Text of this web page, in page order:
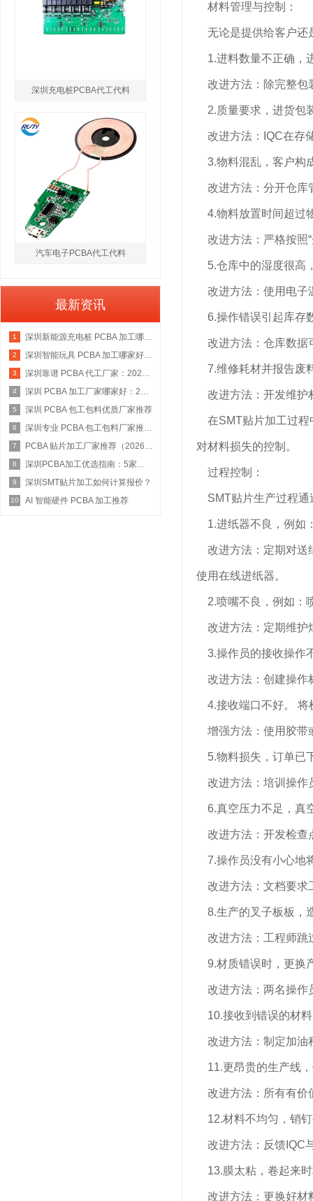
材料管理与控制：
无论是提供给客户还
1.进料数量不正确，
改进方法：除完整包
2.质量要求，进货包
改进方法：IQC在存
3.物料混乱，客户构
改进方法：分开仓库
4.物料放置时间超过
改进方法：严格按照
5.仓库中的湿度很高
改进方法：使用电子
6.操作错误引起库存
改进方法：仓库数据
7.维修耗材并报告废
改进方法：开发维护
在SMT贴片加工过程
对材料损失的控制。
过程控制：
SMT贴片生产过程通
1.进纸器不良，例如
改进方法：定期对送
使用在线进纸器。
2.喷嘴不良，例如：
改进方法：定期维护
3.操作员的接收操作
改进方法：创建操作
4.接收端口不好。 将
增强方法：使用胶带
5.物料损失，订单已
改进方法：培训操作
6.真空压力不足，真
改进方法：开发检查
7.操作员没有小心地
改进方法：文档要求
8.生产的叉子板板，
改进方法：工程师跳
9.材质错误时，更换
改进方法：两名操作
10.接收到错误的材料
改进方法：制定加油
11.更昂贵的生产线
改进方法：所有有价
12.材料不均匀，销
改进方法：反馈IQC
13.膜太粘，卷起来
改进方法：更换好材
深圳充电桩PCBA代工代料
汽车电子PCBA代工代料
最新资讯
1 深圳新能源充电桩 PCBA 加工哪家好：2026 权威选型指南
2 深圳智能玩具 PCBA 加工哪家好：2026 权威选型指南
3 深圳靠谱 PCBA 代工厂家：2026 年权威选型指南
4 深圳 PCBA 加工厂家哪家好：2026 权威选型指南
5 深圳 PCBA 包工包料优质厂家推荐
6 深圳专业 PCBA 包工包料厂家推荐：2026 年权威选型指南
7 PCBA 贴片加工厂家推荐（2026 权威指南）
8 深圳PCBA加工优选指南：5家具备IATF 16949资质的源头工厂深度盘点
9 深圳SMT贴片加工如何计算报价？
10 AI 智能硬件 PCBA 加工推荐